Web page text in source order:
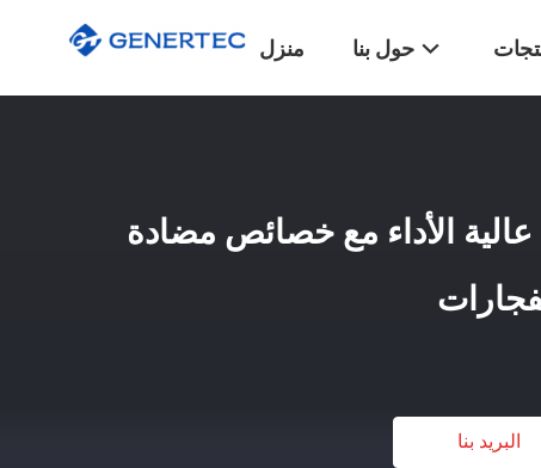
منزل حول بنا
عالية الأداء مع خصائص مضادة
البريد بنا